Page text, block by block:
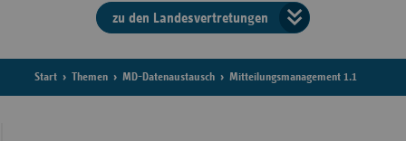
zu den Landesvertretungen
der
Start Themen MD-Datenaustausch Mitteilungsmanagement 1.1